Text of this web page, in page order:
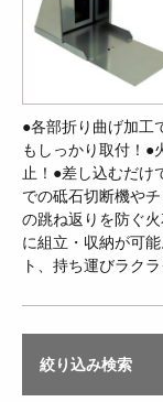
●各部折り曲げ加工
もしっかり取付！●
止！●差し込むだけ
での砥石切断機や
の跳ね返りを防ぐ
に組立・収納が可
ト、持ち運びラクラ
絞り込み検索